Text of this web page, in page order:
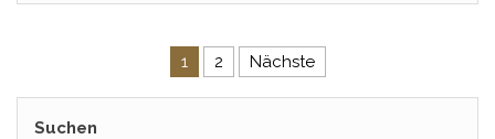
Seitennummerierung der
1 2 Nächste
Suchen